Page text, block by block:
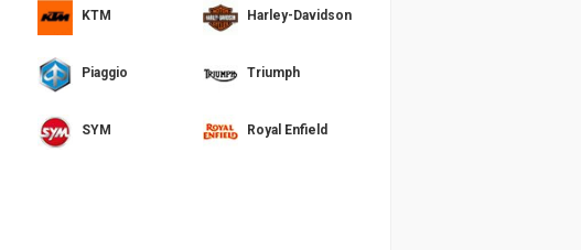
KTM Harley-Davidson
Piaggio Triumph
SYM Royal Enfield